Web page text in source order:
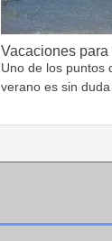
Vacaciones
Uno de los puntos
verano es sin